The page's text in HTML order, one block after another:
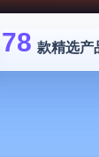
78 款精选产